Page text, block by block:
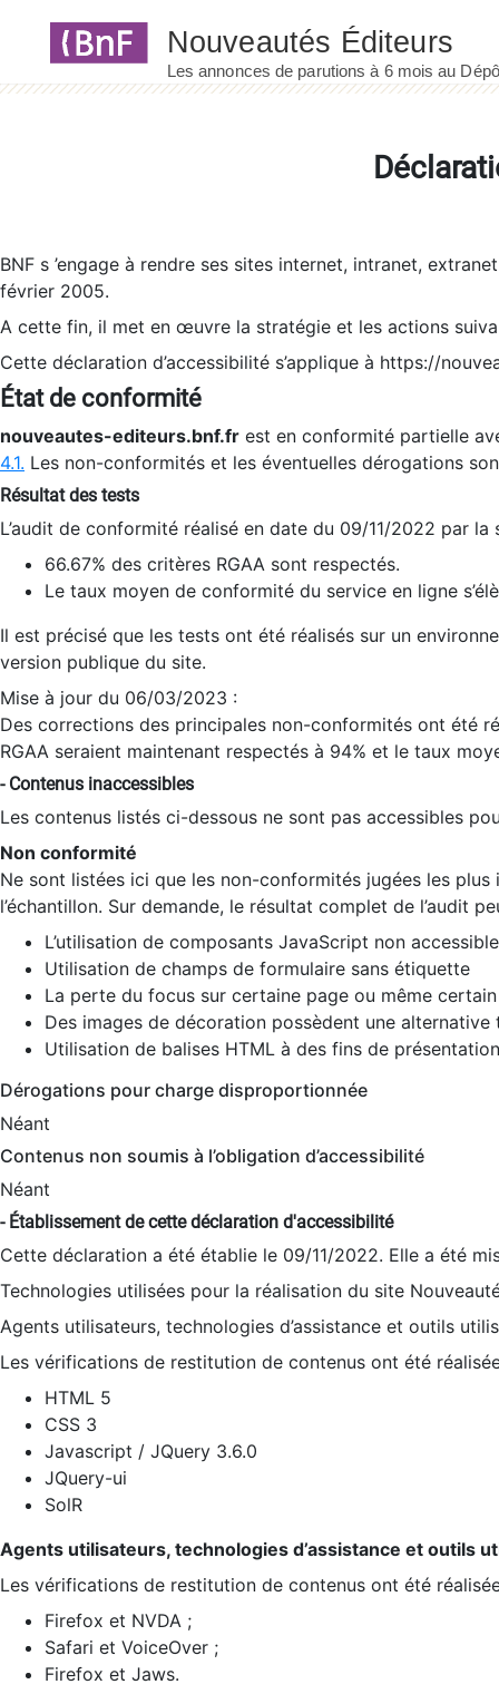
BNF s ’engage à rendre ses sites internet, intranet,
février 2005.
A cette fin, il met en œuvre la stratégie et les actions
Cette déclaration d’accessibilité s’applique à https://
État de conformité
nouveautes-editeurs.bnf.fr est en conformité partielle
4.1. Les non-conformités et les éventuelles dérogations
Résultat des tests
L’audit de conformité réalisé en date du 09/11/2022 par
66.67% des critères RGAA sont respectés.
Le taux moyen de conformité du service en ligne
Il est précisé que les tests ont été réalisés sur un
version publique du site.
Mise à jour du 06/03/2023 :
Des corrections des principales non-conformités ont été
RGAA seraient maintenant respectés à 94% et le taux
- Contenus inaccessibles
Les contenus listés ci-dessous ne sont pas accessibles
Non conformité
Ne sont listées ici que les non-conformités jugées les
l’échantillon. Sur demande, le résultat complet de l’audit
L’utilisation de composants JavaScript non
Utilisation de champs de formulaire sans étiquette
La perte du focus sur certaine page ou même
Des images de décoration possèdent une alternative
Utilisation de balises HTML à des fins de
Dérogations pour charge disproportionnée
Néant
Contenus non soumis à l’obligation d’accessibilité
Néant
- Établissement de cette déclaration d'accessibilité
Cette déclaration a été établie le 09/11/2022. Elle a été
Technologies utilisées pour la réalisation du site
Agents utilisateurs, technologies d’assistance et outils
Les vérifications de restitution de contenus ont été
HTML 5
CSS 3
Javascript / JQuery 3.6.0
JQuery-ui
SolR
Agents utilisateurs, technologies d’assistance et outils
Les vérifications de restitution de contenus ont été
Firefox et NVDA ;
Safari et VoiceOver ;
Firefox et Jaws.